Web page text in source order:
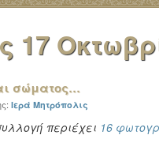
17
σώματος…
Ιερά Μητρόπολις
περιέχει 16